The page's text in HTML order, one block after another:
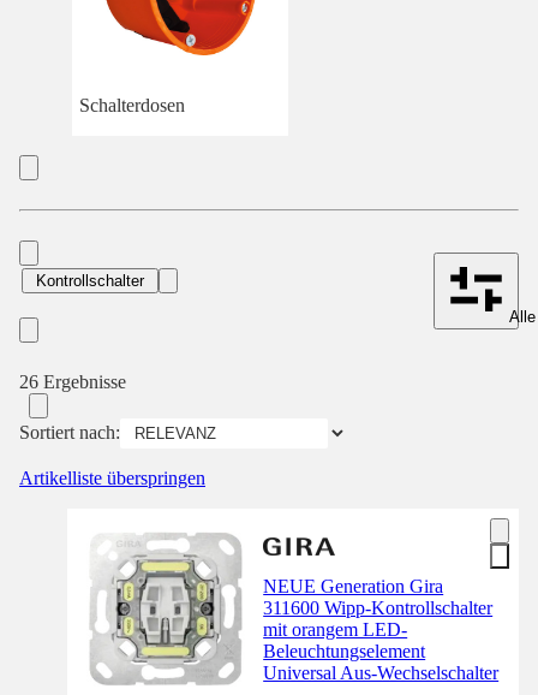
Schalterdosen
Kontrollschalter
26 Ergebnisse
Sortiert nach:
Artikelliste überspringen
NEUE Generation Gira
311600 Wipp-Kontrollschalter
mit orangem LED-
Beleuchtungselement
Universal Aus-Wechselschalter